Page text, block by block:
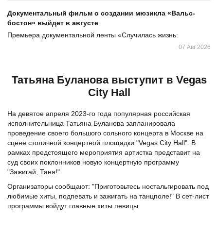
Документальный фильм о создании мюзикла «Вальс-
бостон» выйдет в августе
Премьера документальной ленты «Случилась жизнь:
07 Авг 2026
Татьяна Буланова выступит в Vegas
City Hall
На девятое апреля 2023-го года популярная российская
исполнительница Татьяна Буланова запланировала
проведение своего большого сольного концерта в Москве на
сцене столичной концертной площадки "Vegas City Hall". В
рамках предстоящего мероприятия артистка представит на
суд своих поклонников новую концертную программу
"Зажигай, Таня!"
Организаторы сообщают: "Приготовьтесь ностальгировать под
любимые хиты, подпевать и зажигать на танцполе!" В сет-лист
программы войдут главные хиты певицы.